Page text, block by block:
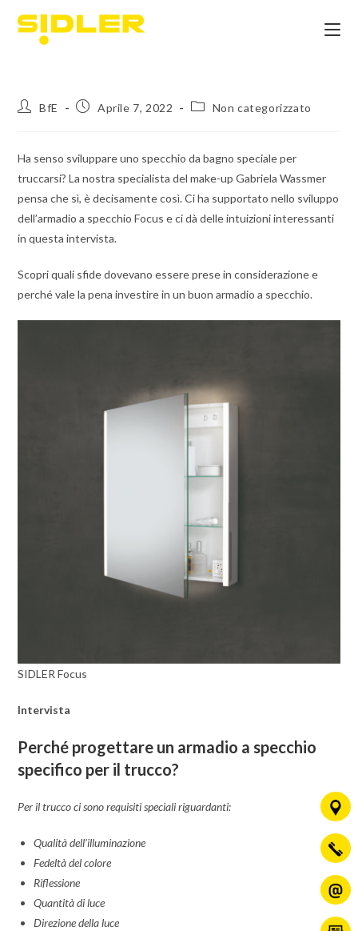
BfE Aprile 7, 2022 Non categorizzato
Ha senso sviluppare uno specchio da bagno speciale per
truccarsi? La nostra specialista del make-up Gabriela Wassmer
pensa che sì, è decisamente così. Ci ha supportato nello sviluppo
dell’armadio a specchio Focus e ci dà delle intuizioni interessanti
in questa intervista.
Scopri quali sfide dovevano essere prese in considerazione e
perché vale la pena investire in un buon armadio a specchio.
SIDLER Focus
Intervista
Perché progettare un armadio a specchio
specifico per il trucco?
Per il trucco ci sono requisiti speciali riguardanti:
Qualità dell’illuminazione
Fedeltà del colore
Riflessione
Quantità di luce
Direzione della luce